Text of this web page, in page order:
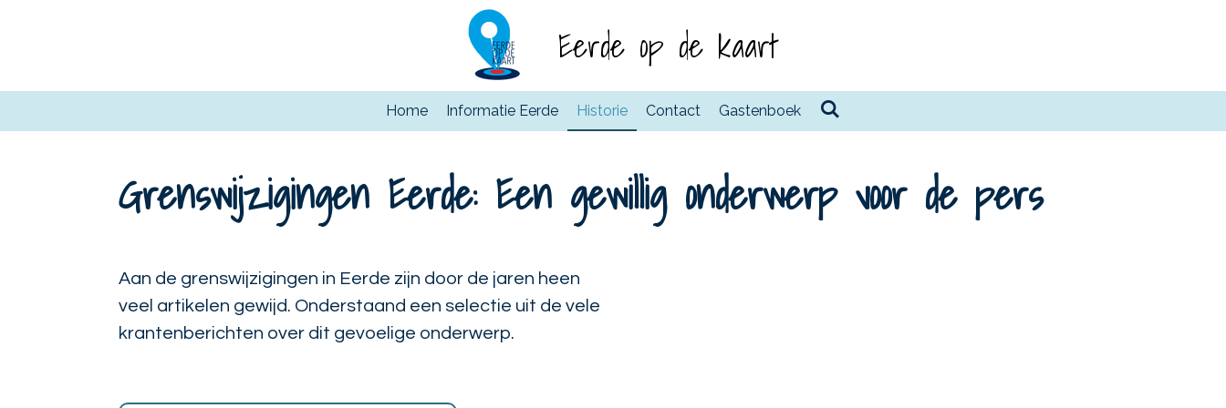
hoofdinhoud
Eerde op de kaart
Home Informatie Eerde Historie Contact Gastenboek
Grenswijzigingen Eerde: Een gewillig onderwerp voor de pers
Aan de grenswijzigingen in Eerde zijn door de jaren heen
veel artikelen gewijd. Onderstaand een selectie uit de vele
krantenberichten over dit gevoelige onderwerp.